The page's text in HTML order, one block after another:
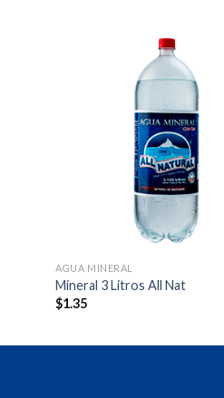
AGUA MINERAL
Mineral 3 Litros All Nat
$1.35